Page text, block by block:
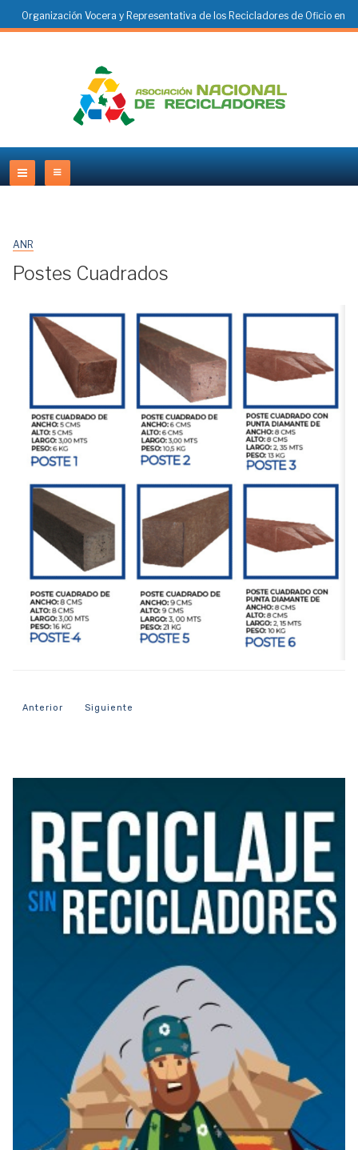
Organización Vocera y Representativa de los Recicladores de Oficio en
ANR
Postes Cuadrados
Artículo anterior: Postes Redondos
Anterior Artículo siguiente: Perfiles
Siguiente